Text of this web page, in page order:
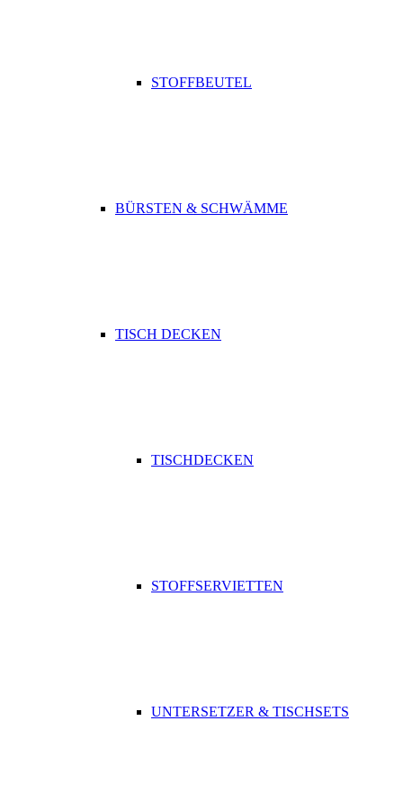
STOFFBEUTEL
BÜRSTEN & SCHWÄMME
TISCH DECKEN
TISCHDECKEN
STOFFSERVIETTEN
UNTERSETZER & TISCHSETS